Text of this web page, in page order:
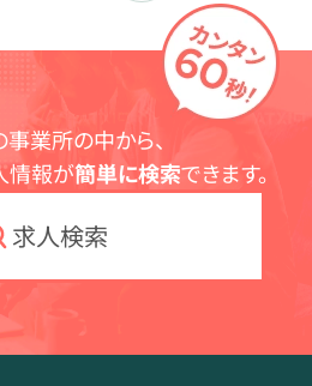
業所の中から、
情報が簡単に検索できます。
求人検索